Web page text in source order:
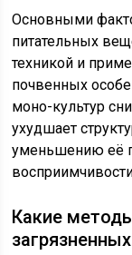
Основными
питательных
техникой и
почвенных
моно-культур
ухудшает
уменьшению её
Какие